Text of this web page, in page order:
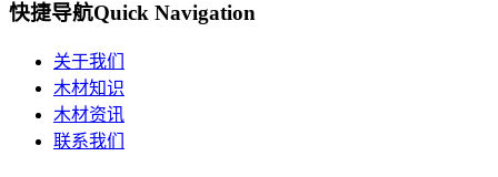
快捷导航Quick Navigation
关于我们
木材知识
木材资讯
联系我们